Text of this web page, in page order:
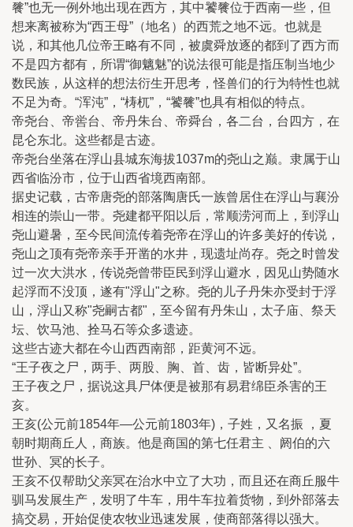
餮”也无一例外地出现在西方，其中饕餮位于西南一些，但
想来离被称为“西王母”（地名）的西荒之地不远。也就是
说，和其他几位帝王略有不同，被虞舜放逐的都到了西方而
不是四方都有，所谓“御魑魅”的说法很可能是指压制当地少
数民族，从这样的想法衍生开思考，怪兽们的行为特性也就
不足为奇。“浑沌”，“梼杌”，“饕餮”也具有相似的特点。
帝尧台、帝喾台、帝丹朱台、帝舜台，各二台，台四方，在
昆仑东北。这些都是古迹。
帝尧台坐落在浮山县城东海拔1037m的尧山之巅。隶属于山
西省临汾市，位于山西省境西南部。
据史记载，古帝唐尧的部落陶唐氏一族曾居住在浮山与襄汾
相连的崇山一带。尧建都平阳以后，常顺涝河而上，到浮山
尧山避暑，至今民间流传着尧帝在浮山的许多美好的传说，
尧山之顶有尧帝亲手开凿的水井，现遗址尚存。尧之时曾发
过一次大洪水，传说尧曾带臣民到浮山避水，因见山势随水
起浮而不没顶，遂有"浮山"之称。尧的儿子丹朱亦受封于浮
山，浮山又称"尧嗣古都"，至今留有丹朱山，太子庙、祭天
坛、饮马池、拴马石等众多遗迹。
这些古迹大都在今山西西南部，距黄河不远。
“王子夜之尸，两手、两股、胸、首、齿，皆断异处”。
王子夜之尸，据说这具尸体便是被那有易君绵臣杀害的王
亥。
王亥(公元前1854年―公元前1803年)，子姓，又名振 ，夏
朝时期商丘人，商族。他是商国的第七任君主 、阏伯的六
世孙、冥的长子。
王亥不仅帮助父亲冥在治水中立了大功，而且还在商丘服牛
驯马发展生产，发明了牛车，用牛车拉着货物，到外部落去
搞交易，开始促使农牧业迅速发展，使商部落得以强大。